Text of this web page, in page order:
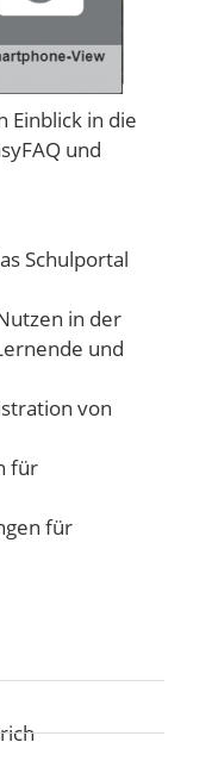
Einblick in die
und
Schulportal
in der
und
von
für
für